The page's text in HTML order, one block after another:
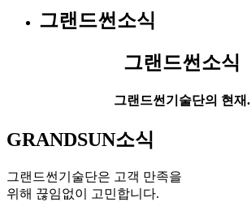
그랜드썬소식
그랜드썬소식
그랜드썬기술단의 현재.
GRANDSUN소식
그랜드썬기술단은 고객 만족을
위해 끊임없이 고민합니다.